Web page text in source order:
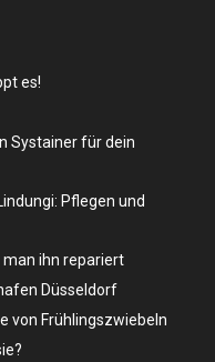
es!
Systainer für dein
Pflegen und
ihn repariert
Düsseldorf
von Frühlingszwiebeln